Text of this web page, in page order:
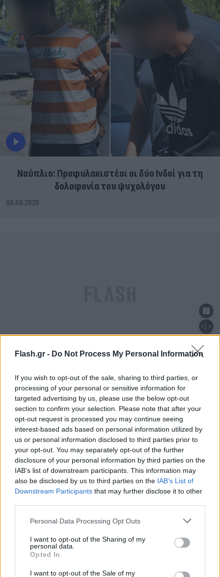
Flash.gr - Do Not Process My Personal Information
If you wish to opt-out of the sale, sharing to third parties, or
processing of your personal or sensitive information for
targeted advertising by us, please use the below opt-out
section to confirm your selection. Please note that after your
opt-out request is processed you may continue seeing
interest-based ads based on personal information utilized by
us or personal information disclosed to third parties prior to
your opt-out. You may separately opt-out of the further
disclosure of your personal information by third parties on the
IAB’s list of downstream participants. This information may
also be disclosed by us to third parties on the IAB’s List of
Downstream Participants that may further disclose it to other
Please note that this website/app uses one or more Google
not limited to your visit or usage behaviour. You may click to
grant or deny consent to Google and its third-party tags to
use your data for below specified purposes in below Google
consent section.
Personal Data Processing Opt Outs
I want to opt-out of the Sharing of my
personal data.
Opted In
I want to opt-out of the Sale of my
Ναύπλιο: Προφυλακιστέοι οι δύο Ινδοί για τη
δολοφονία του ψυχολόγου
06.08.2026
Τρομερή στιγμή αλληλεγγύης: Λουόμενοι στήνουν
ανθρώπινη αλυσίδα για να βρουν 2χρονο που
χάθηκε
06.08.2026 ΜΑΡΊΑ ΚΑΤΡΙΝΆΚΗ